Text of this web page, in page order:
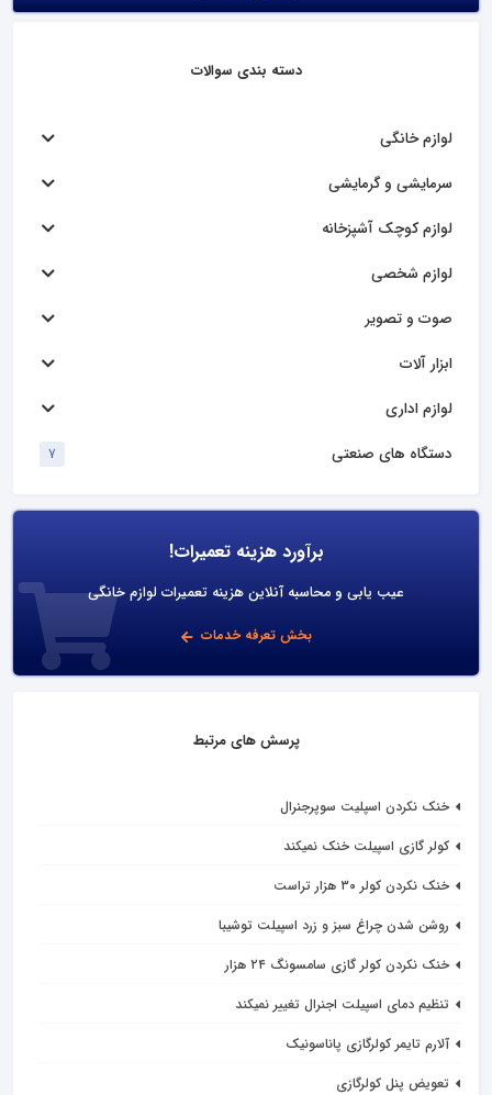
دسته بندی سوالات
لوازم خانگی
سرمایشی و گرمایشی
لوازم کوچک آشپزخانه
لوازم شخصی
صوت و تصویر
ابزار آلات
لوازم اداری
دستگاه های صنعتی
7
برآورد هزینه تعمیرات!
عیب یابی و محاسبه آنلاین هزینه تعمیرات لوازم خانگی
بخش تعرفه خدمات
پرسش های مرتبط
خنک نکردن اسپلیت سوپرجنرال
کولر گازی اسپیلت خنک نمیکند
خنک نکردن کولر ۳۰ هزار تراست
روشن شدن چراغ سبز و زرد اسپیلت توشیبا
خنک نکردن کولر گازی سامسونگ ۲۴ هزار
تنظیم دمای اسپیلت اجنرال تغییر نمیکند
آلارم تایمر کولرگازی پاناسونیک
تعویض پنل کولرگازی